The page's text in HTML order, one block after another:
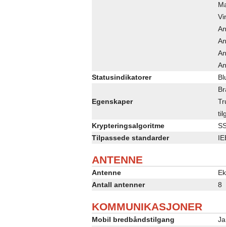
Statusindikatorer
Egenskaper
Krypteringsalgoritme
Tilpassede standarder
ANTENNE
Antenne
Antall antenner
8
KOMMUNIKASJONER
Mobil bredbåndstilgang
Ja